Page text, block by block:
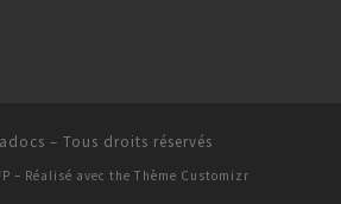
adocs – Tous droits réservés
– Réalisé avec the Thème Customizr